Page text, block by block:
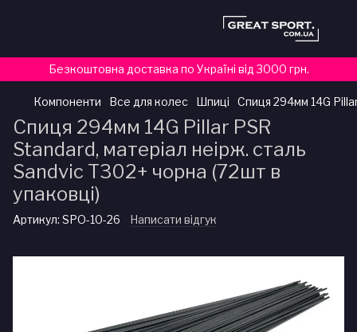
Безкоштовна доставка по Україні від 3000 грн.
Компоненти Все для колес Шпиці Спиця 294мм 14G
Спиця 294мм 14G Pillar PSR
Standard, матеріал неірж. сталь
Sandvic Т302+ чорна (72шт в
упаковці)
Артикул: SPO-10-26 Написати відгук